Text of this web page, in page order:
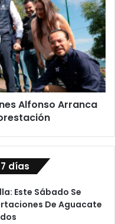
Alfonso Arranca
días
Este Sábado Se
De Aguacate